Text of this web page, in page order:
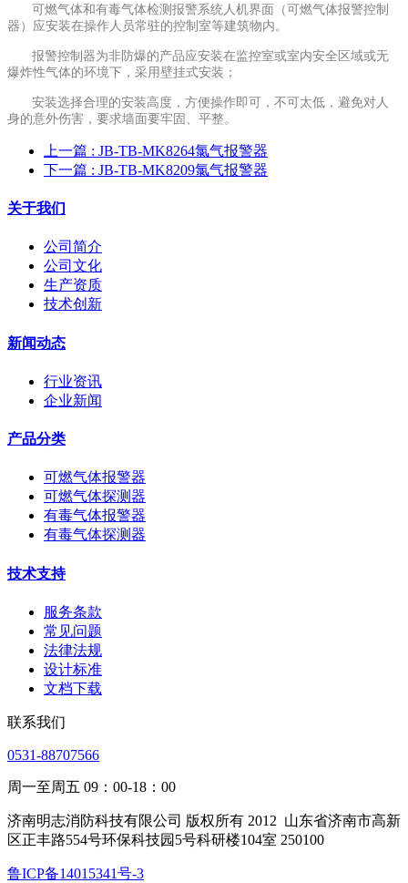
可燃气体和有毒气体检测报警系统人机界面（可燃气体报警控制
器）应安装在操作人员常驻的控制室等建筑物内。
报警控制器为非防爆的产品应安装在监控室或室内安全区域或无
爆炸性气体的环境下，采用壁挂式安装；
安装选择合理的安装高度，方便操作即可，不可太低，避免对人
身的意外伤害，要求墙面要牢固、平整。
上一篇 : JB-TB-MK8264氯气报警器
下一篇 : JB-TB-MK8209氯气报警器
关于我们
公司简介
公司文化
生产资质
技术创新
新闻动态
行业资讯
企业新闻
产品分类
可燃气体报警器
可燃气体探测器
有毒气体报警器
有毒气体探测器
技术支持
服务条款
常见问题
法律法规
设计标准
文档下载
联系我们
0531-88707566
周一至周五 09：00-18：00
济南明志消防科技有限公司 版权所有 2012 山东省济南市高新
区正丰路554号环保科技园5号科研楼104室 250100
鲁ICP备14015341号-3